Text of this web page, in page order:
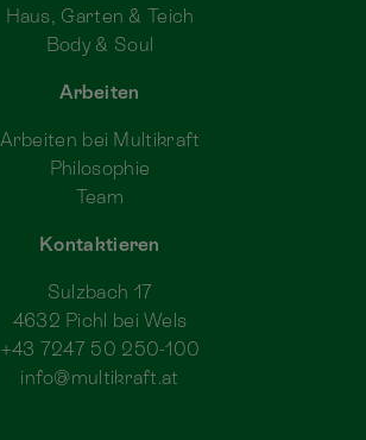
Haus, Garten & Teich
Body & Soul
Arbeiten
Arbeiten bei Multikraft
Philosophie
Team
Kontaktieren
Sulzbach 17
4632 Pichl bei Wels
+43 7247 50 250-100
info@multikraft.at